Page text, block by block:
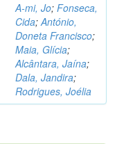
A-mi, Jo; Fonseca,
Cida;António,
Doneta Francisco;
Maia, Glícia;
Alcântara, Jaína;
Dala, Jandira;
Rodrigues, Joélia